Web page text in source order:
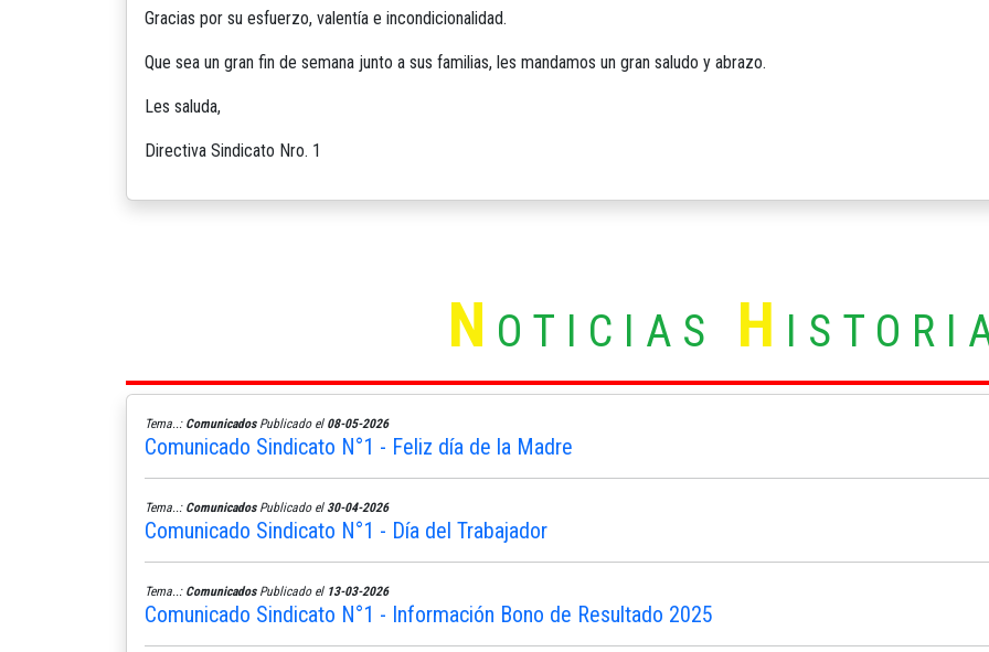
Gracias por su esfuerzo, valentía e incondicionalidad.
Que sea un gran fin de semana junto a sus familias, les mandamos un gran saludo y abrazo.
Les saluda,
Directiva Sindicato Nro. 1
N OTICIAS H
Tema..: ComunicadosPublicado el 08-05-2026
Comunicado Sindicato N°1 - Feliz día de la Madre
Tema..: ComunicadosPublicado el 30-04-2026
Comunicado Sindicato N°1 - Día del Trabajador
Tema..: ComunicadosPublicado el 13-03-2026
Comunicado Sindicato N°1 - Información Bono de Resultado 2025